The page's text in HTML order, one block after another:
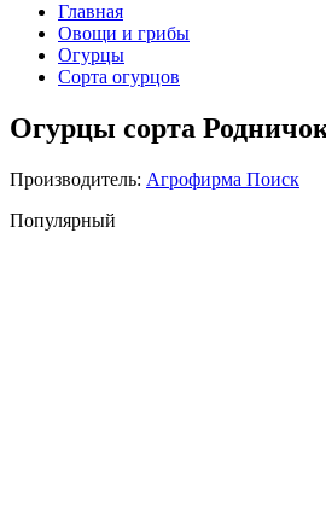
Главная
Овощи и грибы
Огурцы
Сорта огурцов
Огурцы сорта
Производитель: Агрофирма Поиск
Популярный